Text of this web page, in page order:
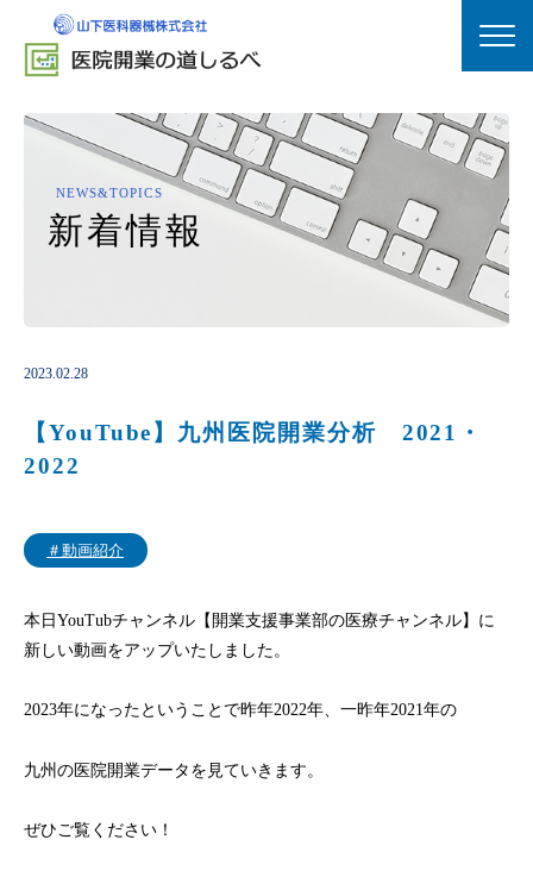
HOME 医院開業支援
医院経営支援 事業承継支援
プランナー紹介
サービス利用規定
サイトマップ
NEWS&TOPICS
新着情報
2023.02.28
【YouTube】九州医院開業分析 2021・
2022
＃動画紹介
本日YouTubチャンネル【開業支援事業部の医療チャンネル】に
新しい動画をアップいたしました。
2023年になったということで昨年2022年、一昨年2021年の
九州の医院開業データを見ていきます。
ぜひご覧ください！